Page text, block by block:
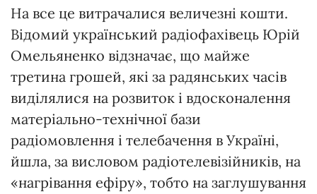
На все це витрачалися величезні кошти.
Відомий український радіофахівець Юрій
Омельяненко відзначає, що майже
третина грошей, які за радянських часів
виділялися на розвиток і вдосконалення
матеріально-технічної бази
радіомовлення і телебачення в Україні,
йшла, за висловом радіотелевізійників, на
«нагрівання ефіру», тобто на заглушування